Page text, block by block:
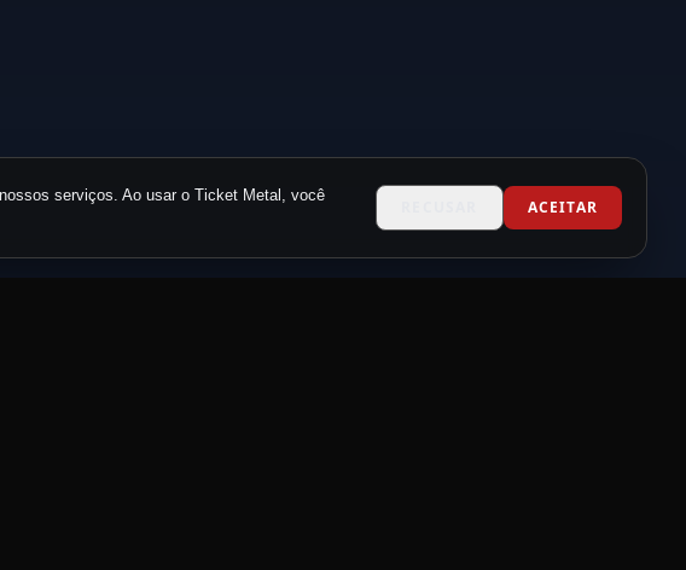
serviços. Ao usar o Ticket Metal, você
ACEITAR